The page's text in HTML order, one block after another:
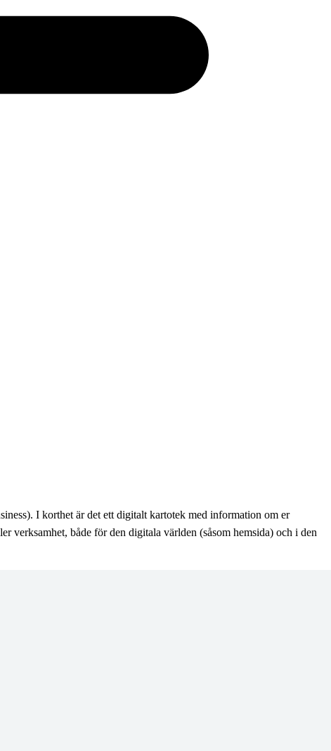
I korthet är det ett digitalt kartotek med information om er
verksamhet, både för den digitala världen (såsom hemsida) och i den